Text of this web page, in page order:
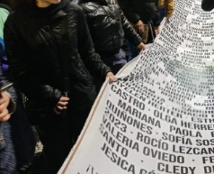
La violencia por odio hacia el
intensificó en un contexto
políticas públicas,
protección, paralización de la
materia de derechos y
fascistas que estigmatizan a